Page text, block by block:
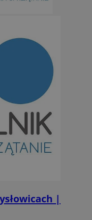
|
bh.contextweb.com
m-ce.pl